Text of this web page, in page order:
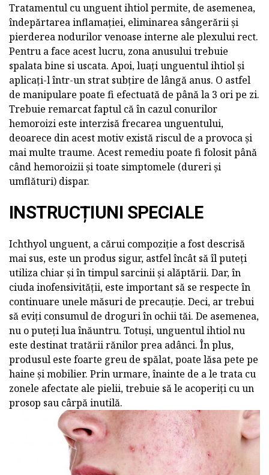
Tratamentul cu unguent ihtiol permite, de asemenea,
îndepărtarea inflamației, eliminarea sângerării și
pierderea nodurilor venoase interne ale plexului rect.
Pentru a face acest lucru, zona anusului trebuie
spalata bine si uscata. Apoi, luați unguentul ihtiol și
aplicați-l într-un strat subțire de lângă anus. O astfel
de manipulare poate fi efectuată de până la 3 ori pe zi.
Trebuie remarcat faptul că în cazul conurilor
hemoroizi este interzisă frecarea unguentului,
deoarece din acest motiv există riscul de a provoca și
mai multe traume. Acest remediu poate fi folosit până
când hemoroizii și toate simptomele (dureri și
umflături) dispar.
INSTRUCȚIUNI SPECIALE
Ichthyol unguent, a cărui compoziție a fost descrisă
mai sus, este un produs sigur, astfel încât să îl puteți
utiliza chiar și în timpul sarcinii și alăptării. Dar, în
ciuda inofensivității, este important să se respecte în
continuare unele măsuri de precauție. Deci, ar trebui
să eviți consumul de droguri în ochii tăi. De asemenea,
nu o puteți lua înăuntru. Totuși, unguentul ihtiol nu
este destinat tratării rănilor prea adânci. În plus,
produsul este foarte greu de spălat, poate lăsa pete pe
haine și mobilier. Prin urmare, înainte de a le trata cu
zonele afectate ale pielii, trebuie să le acoperiți cu un
prosop sau cârpă inutilă.